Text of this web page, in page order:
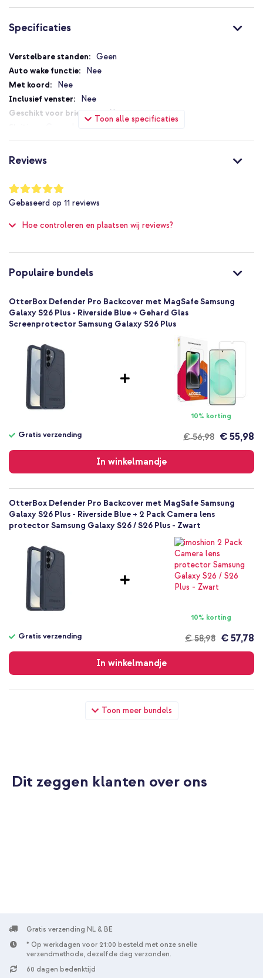
Specificaties
Toon alle specificaties
Specificaties
Geen
Nee
Nee
Nee
Nee
Nee
Nee
Nee
840434744763
77-99864
Blauw
Kunststof
Reviews
Waardering:
98
%
of
Gebaseerd op 11 reviews
Hoe controleren en plaatsen wij reviews?
Populaire bundels
Toon meer bundels
OtterBox Defender Pro Backcover met MagSafe Samsung
Galaxy S26 Plus - Riverside Blue + Gehard Glas
Screenprotector Samsung Galaxy S26 Plus
10% korting
€ 56,98
Gratis verzending € 55,98
In winkelmandje
verzending
OtterBox Defender Pro Backcover met MagSafe Samsung
Galaxy S26 Plus - Riverside Blue + 2 Pack Camera lens
protector Samsung Galaxy S26 / S26 Plus - Zwart
10% korting
€ 58,98
Gratis verzending € 57,78
In winkelmandje
verzending
OtterBox Defender Pro Backcover met MagSafe Samsung
Galaxy S26 Plus - Riverside Blue + Wall Charger - Oplader -
kabel 60W - 1,5 meter - Bolt Black
Dit zeggen klanten over ons
Gratis verzending NL & BE
* Op werkdagen voor 21:00 besteld met onze snelle
verzendmethode, dezelfde dag verzonden.
60 dagen bedenktijd